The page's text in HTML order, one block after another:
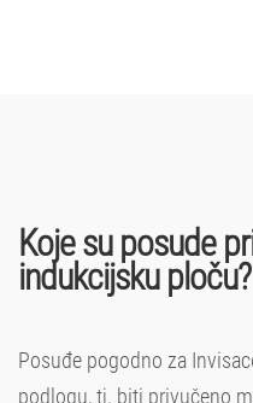
Koje su posude
indukcijsku ploču?
Posuđe pogodno za
podlogu, tj. biti privučeno